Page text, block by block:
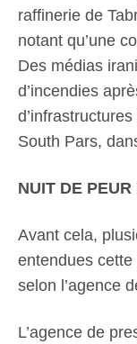
raffinerie de
notant qu’une
Des médias
d’incendies
South Pars,
NUIT DE
Avant cela,
entendues
selon l’agence
L’agence de